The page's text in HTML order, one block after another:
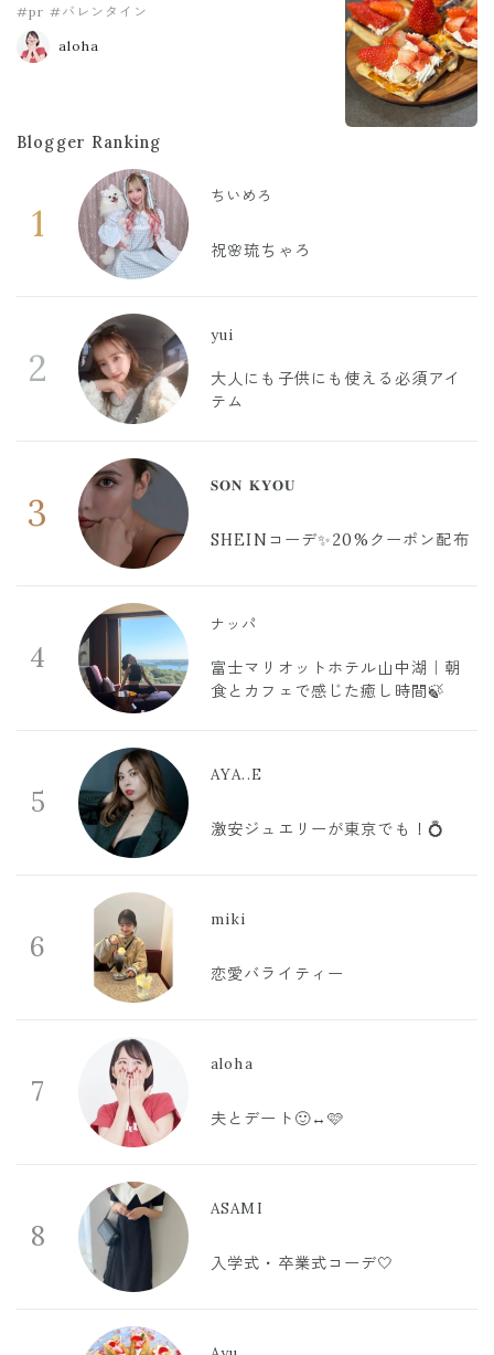
#pr #バレンタイン
aloha
Blogger Ranking
1
ちいめろ
祝🌸琉ちゃろ
2
yui
大人にも子供にも使える必須アイ
テム
3
𝐒𝐎𝐍 𝐊𝐘𝐎𝐔
SHEINコーデ✨20%クーポン配布
4
ナッパ
富士マリオットホテル山中湖｜朝
食とカフェで感じた癒し時間🍃
5
AYA..E
激安ジュエリーが東京でも！💍
6
miki
恋愛バライティー
7
aloha
夫とデート🙂‍↔️🩷
8
ASAMI
入学式・卒業式コーデ🤍